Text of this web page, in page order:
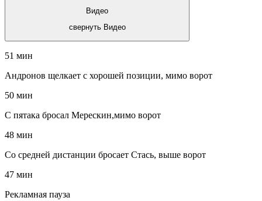
Видео
свернуть Видео
51 мин
Андронов щелкает с хорошей позиции, мимо ворот
50 мин
С пятака бросал Мерескин,мимо ворот
48 мин
Со средней дистанции бросает Стась, выше ворот
47 мин
Рекламная пауза